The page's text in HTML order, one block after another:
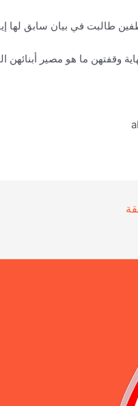
طالبت في بيان سابق لها
وقفتهن ما هو مصير